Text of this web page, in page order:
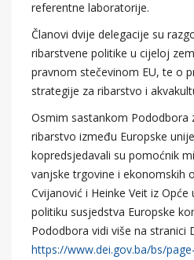
referentne laboratorije.
Članovi dvije delegacije su
ribarstvene politike u cijeloj
pravnom stečevinom EU, te o
strategije za ribarstvo i
Osmim sastankom Pododbora
ribarstvo između Europske
kopredsjedavali su pomoćnik
vanjske trgovine i ekonomskih
Cvijanović i Heinke Veit iz
politiku susjedstva Europske
Pododbora vidi više na stranici
https://www.dei.gov.ba/bs/